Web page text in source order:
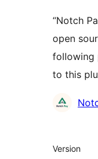
“Notch
open
following
to this
Meta
Version